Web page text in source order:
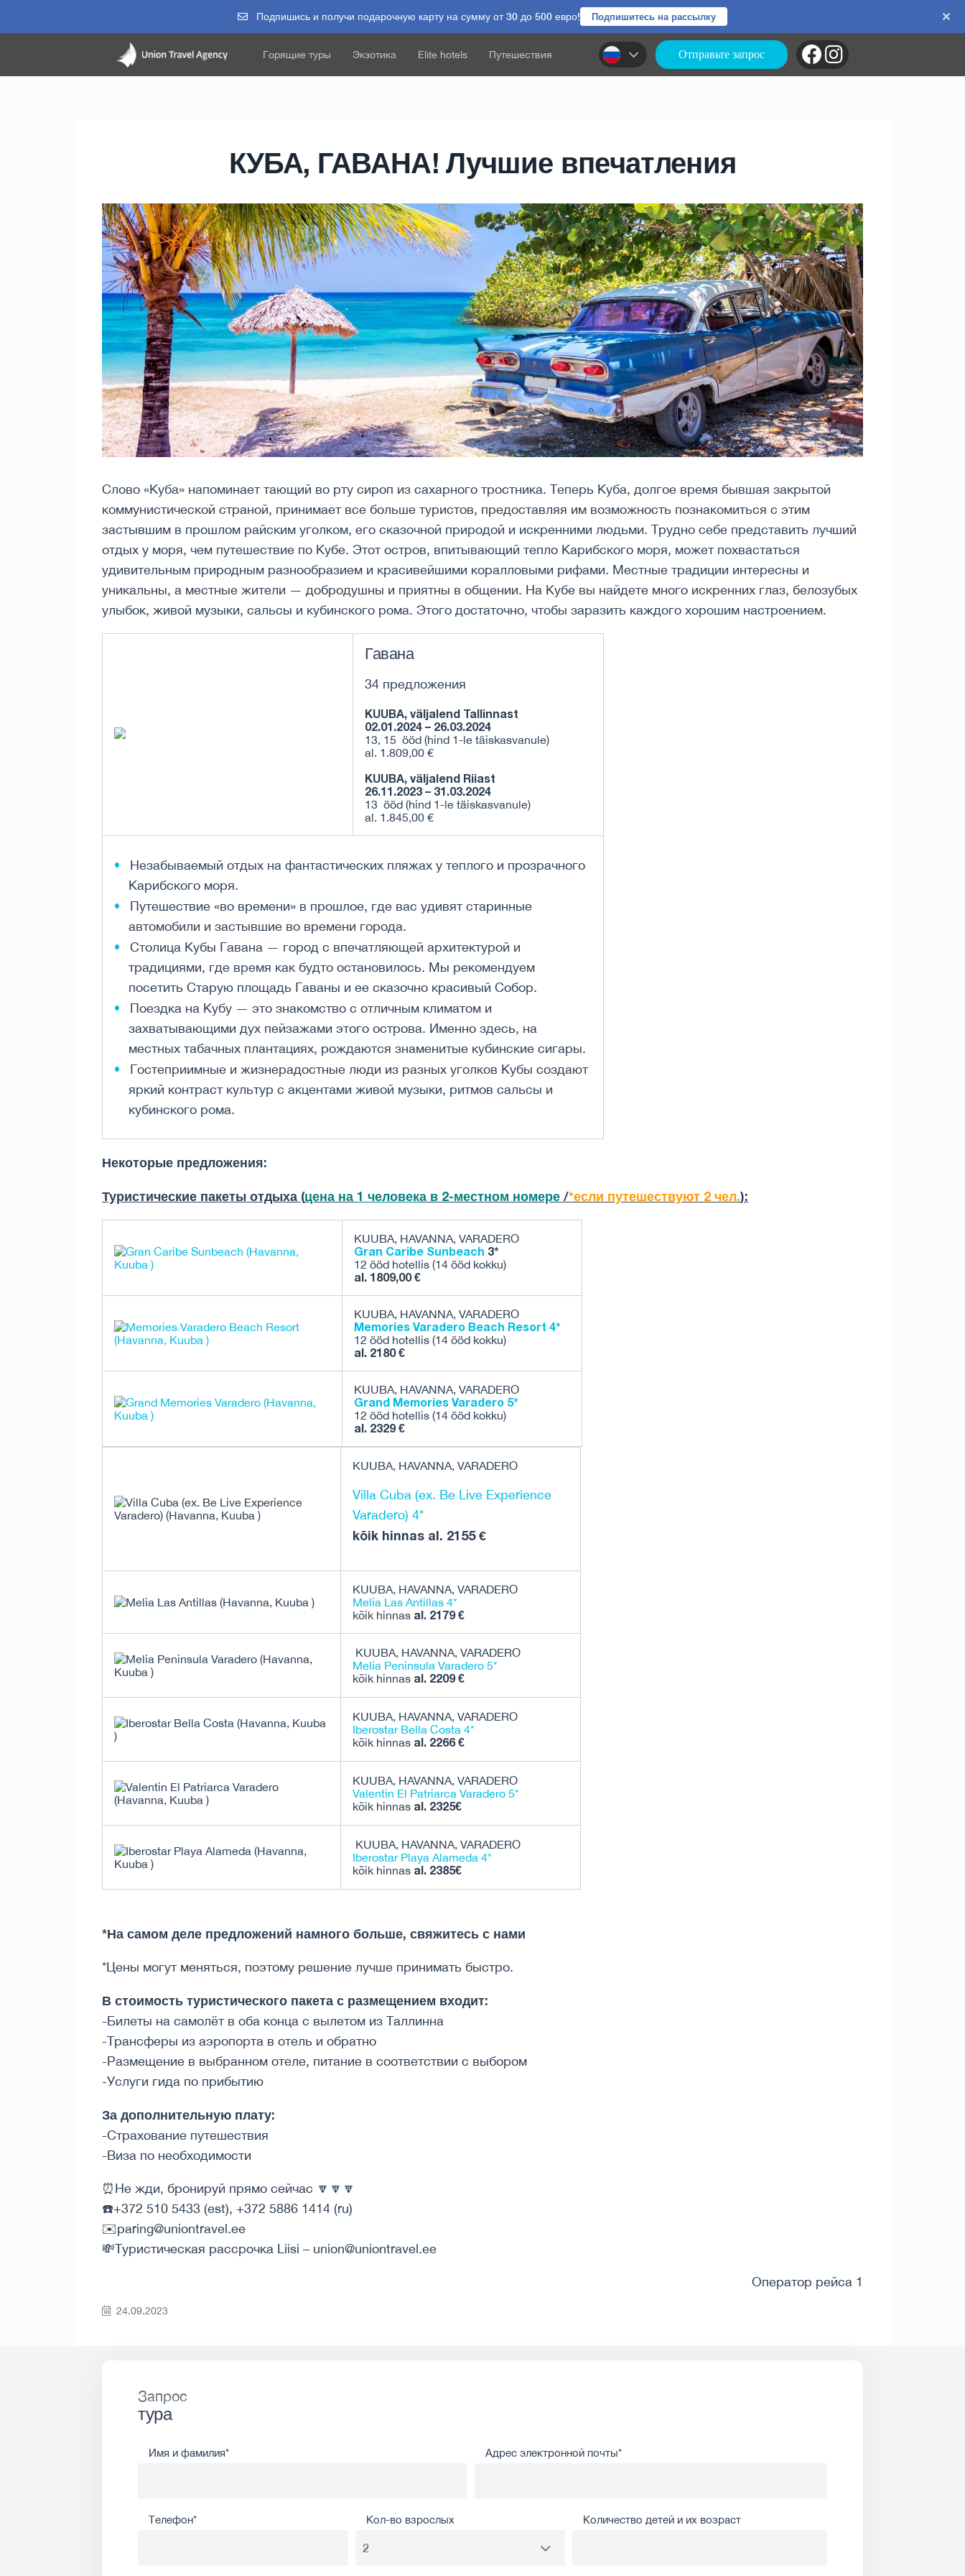
Подпишись и получи подарочную карту на сумму от 30 до 500 евро! Подпишитесь на рассылку
Горящие туры Экзотика Elite hotels Путешествия Отправьте запрос
КУБА, ГАВАНА! Лучшие впечатления
Слово «Куба» напоминает тающий во рту сироп из сахарного тростника. Теперь Куба, долгое время бывшая закрытой
коммунистической страной, принимает все больше туристов, предоставляя им возможность познакомиться с этим
застывшим в прошлом райским уголком, его сказочной природой и искренними людьми. Трудно себе представить лучший
отдых у моря, чем путешествие по Кубе. Этот остров, впитывающий тепло Карибского моря, может похвастаться
удивительным природным разнообразием и красивейшими коралловыми рифами. Местные традиции интересны и
уникальны, а местные жители — добродушны и приятны в общении. На Кубе вы найдете много искренних глаз, белозубых
улыбок, живой музыки, сальсы и кубинского рома. Этого достаточно, чтобы заразить каждого хорошим настроением.
Гавана
34 предложения
KUUBA, väljalend Tallinnast
02.01.2024 – 26.03.2024
13, 15 ööd (hind 1-le täiskasvanule)
al. 1.809,00 €
KUUBA, väljalend Riiast
26.11.2023 – 31.03.2024
13 ööd (hind 1-le täiskasvanule)
al. 1.845,00 €
Незабываемый отдых на фантастических пляжах у теплого и прозрачного
Карибского моря.
Путешествие «во времени» в прошлое, где вас удивят старинные
автомобили и застывшие во времени города.
Столица Кубы Гавана — город с впечатляющей архитектурой и
традициями, где время как будто остановилось. Мы рекомендуем
посетить Старую площадь Гаваны и ее сказочно красивый Собор.
Поездка на Кубу — это знакомство с отличным климатом и
захватывающими дух пейзажами этого острова. Именно здесь, на
местных табачных плантациях, рождаются знаменитые кубинские сигары.
Гостеприимные и жизнерадостные люди из разных уголков Кубы создают
яркий контраст культур с акцентами живой музыки, ритмов сальсы и
кубинского рома.
Некоторые предложения:
Туристические пакеты отдыха (цена на 1 человека в 2-местном номере /*если путешествуют 2 чел.):
KUUBA, HAVANNA, VARADERO
Gran Caribe Sunbeach 3*
12 ööd hotellis (14 ööd kokku)
al. 1809,00 €
KUUBA, HAVANNA, VARADERO
Memories Varadero Beach Resort 4*
12 ööd hotellis (14 ööd kokku)
al. 2180 €
KUUBA, HAVANNA, VARADERO
Grand Memories Varadero 5*
12 ööd hotellis (14 ööd kokku)
al. 2329 €
KUUBA, HAVANNA, VARADERO
Villa Cuba (ex. Be Live Experience
Varadero) 4*
kõik hinnas al. 2155 €
KUUBA, HAVANNA, VARADERO
Melia Las Antillas 4*
kõik hinnas al. 2179 €
KUUBA, HAVANNA, VARADERO
Melia Peninsula Varadero 5*
kõik hinnas al. 2209 €
KUUBA, HAVANNA, VARADERO
Iberostar Bella Costa 4*
kõik hinnas al. 2266 €
KUUBA, HAVANNA, VARADERO
Valentin El Patriarca Varadero 5*
kõik hinnas al. 2325€
KUUBA, HAVANNA, VARADERO
Iberostar Playa Alameda 4*
kõik hinnas al. 2385€
*На самом деле предложений намного больше, свяжитесь с нами
*Цены могут меняться, поэтому решение лучше принимать быстро.
В стоимость туристического пакета с размещением входит:
-Билеты на самолёт в оба конца с вылетом из Таллинна
-Трансферы из аэропорта в отель и обратно
-Размещение в выбранном отеле, питание в соответствии с выбором
-Услуги гида по прибытию
За дополнительную плату:
-Страхование путешествия
-Виза по необходимости
⏰Не жди, бронируй прямо сейчас 🔽🔽🔽
☎️+372 510 5433 (est), +372 5886 1414 (ru)
✉️paring@uniontravel.ee
💸Туристическая рассрочка Liisi – union@uniontravel.ee
Оператор рейса 1
24.09.2023
Запрос
тура
Имя и фамилия* Адрес электронной почты*
Телефон* Кол-во взрослых Количество детей и их возраст